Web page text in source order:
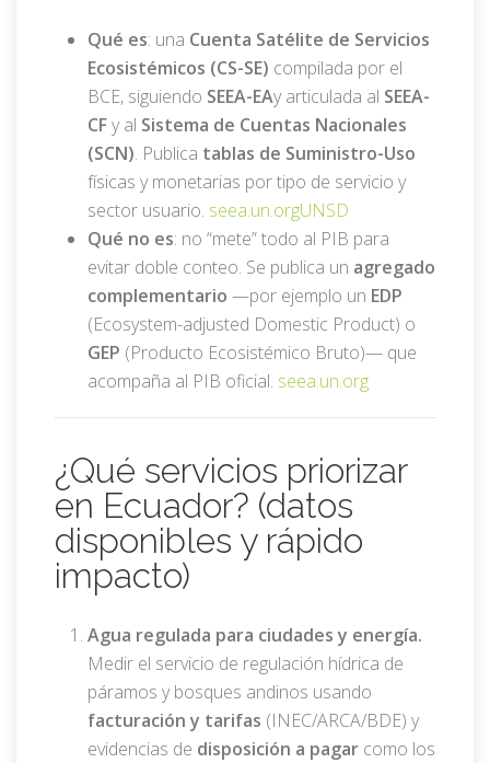
Qué es: una Cuenta Satélite de Servicios
Ecosistémicos (CS-SE) compilada por el
BCE, siguiendo SEEA-EAy articulada al SEEA-
CFy al Sistema de Cuentas Nacionales
(SCN). Publica tablas de Suministro-Uso
físicas y monetarias por tipo de servicio y
sector usuario. seea.un.orgUNSD
Qué no es: no “mete” todo al PIB para
evitar doble conteo. Se publica un agregado
complementario —por ejemplo un EDP
(Ecosystem-adjusted Domestic Product) o
GEP (Producto Ecosistémico Bruto)— que
acompaña al PIB oficial. seea.un.org
¿Qué servicios priorizar
en Ecuador? (datos
disponibles y rápido
impacto)
Agua regulada para ciudades y energía.
Medir el servicio de regulación hídrica de
páramos y bosques andinos usando
facturación y tarifas (INEC/ARCA/BDE) y
evidencias de disposición a pagar como los